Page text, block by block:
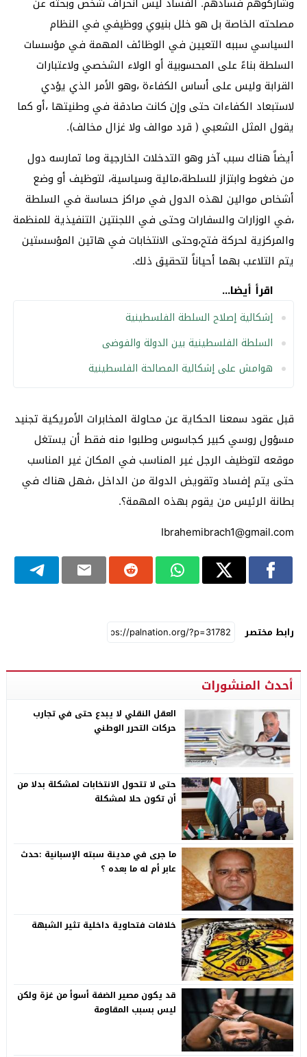
مصلحته الخاصة بل هو خلل بنيوي ووظيفي في النظام
السياسي سببه التعيين في الوظائف المهمة في مؤسسات
السلطة بناءً على المحسوبية أو الولاء الشخصي ولاعتبارات
القرابة وليس على أساس الكفاءة ،وهو الأمر الذي يؤدي
لاستبعاد الكفاءات حتى وإن كانت صادقة في وطنيتها ،أو كما
يقول المثل الشعبي ( قرد موالف ولا غزال مخالف).
أيضاً هناك سبب آخر وهو التدخلات الخارجية وما تمارسه دول
من ضغوط وابتزاز للسلطة،مالية وسياسية، لتوظيف أو وضع
أشخاص موالين لهذه الدول في مراكز حساسة في السلطة
،في الوزارات والسفارات وحتى في اللجنتين التنفيذية للمنظمة
والمركزية لحركة فتح،وحتى الانتخابات في هاتين المؤسستين
يتم التلاعب بهما أحياناً لتحقيق ذلك.
اقرأ أيضا...
إشكالية إصلاح السلطة الفلسطينية
السلطة الفلسطينية بين الدولة والفوضى
هوامش على إشكالية المصالحة الفلسطينية
قبل عقود سمعنا الحكاية عن محاولة المخابرات الأمريكية تجنيد
مسؤول روسي كبير كجاسوس وطلبوا منه فقط أن يستغل
موقعه لتوظيف الرجل غير المناسب في المكان غير المناسب
حتى يتم إفساد وتقويض الدولة من الداخل ،فهل هناك في
بطانة الرئيس من يقوم بهذه المهمة؟.
Ibrahemibrach1@gmail.com
رابط مختصر
أحدث المنشورات
العقل النقلي لا يبدع حتى في تجارب
حركات التحرر الوطني
حتى لا تتحول الانتخابات لمشكلة بدلا من
أن تكون حلا لمشكلة
ما جرى في مدينة سبته الإسبانية :حدث
عابر أم له ما بعده ؟
خلافات فتحاوية داخلية تثير الشبهة
قد يكون مصير الضفة أسوأ من غزة ولكن
ليس بسبب المقاومة